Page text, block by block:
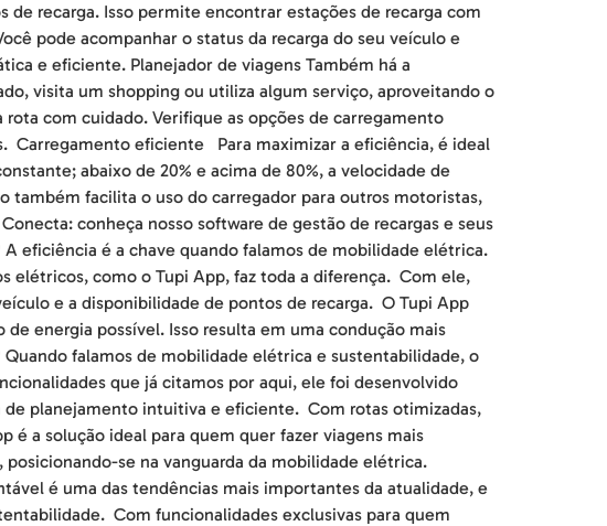
recarga. Isso permite encontrar estações de recarga com
pode acompanhar o status da recarga do seu veículo e
e eficiente. Planejador de viagens Também há a
visita um shopping ou utiliza algum serviço, aproveitando o
com cuidado. Verifique as opções de carregamento
Carregamento eficiente Para maximizar a eficiência, é ideal
abaixo de 20% e acima de 80%, a velocidade de
também facilita o uso do carregador para outros motoristas,
conheça nosso software de gestão de recargas e seus
eficiência é a chave quando falamos de mobilidade elétrica.
elétricos, como o Tupi App, faz toda a diferença. Com ele,
e a disponibilidade de pontos de recarga. O Tupi App
energia possível. Isso resulta em uma condução mais
falamos de mobilidade elétrica e sustentabilidade, o
que já citamos por aqui, ele foi desenvolvido
planejamento intuitiva e eficiente. Com rotas otimizadas,
é a solução ideal para quem quer fazer viagens mais
se na vanguarda da mobilidade elétrica.
é uma das tendências mais importantes da atualidade, e
Com funcionalidades exclusivas para quem